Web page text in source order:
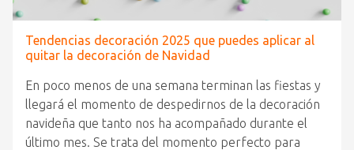
Tendencias decoración 2025 que puedes aplicar al
quitar la decoración de Navidad
En poco menos de una semana terminan las fiestas y
llegará el momento de despedirnos de la decoración
navideña que tanto nos ha acompañado durante el
último mes. Se trata del momento perfecto para